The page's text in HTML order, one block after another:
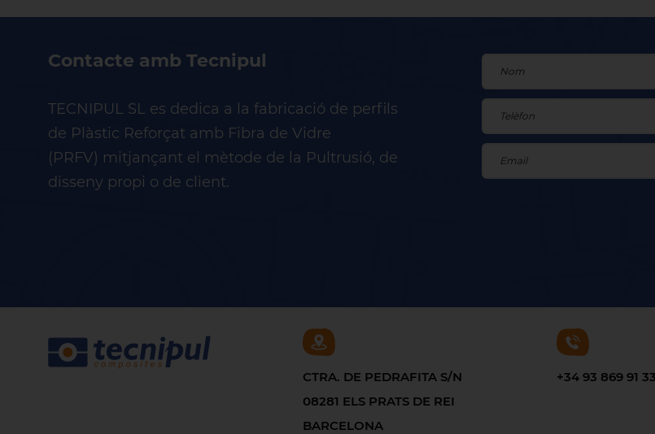
Contacte amb Tecnipul
TECNIPUL SL es dedica a la fabricació de perfils
de Plàstic Reforçat amb Fibra de Vidre
(PRFV) mitjançant el mètode de la Pultrusió, de
disseny propi o de client.
CTRA. DE PEDRAFITA S/N
08281 ELS PRATS DE REI
BARCELONA
+34 93 869 91 33